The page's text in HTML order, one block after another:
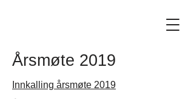
Årsmøte 2019
Innkalling årsmøte 2019